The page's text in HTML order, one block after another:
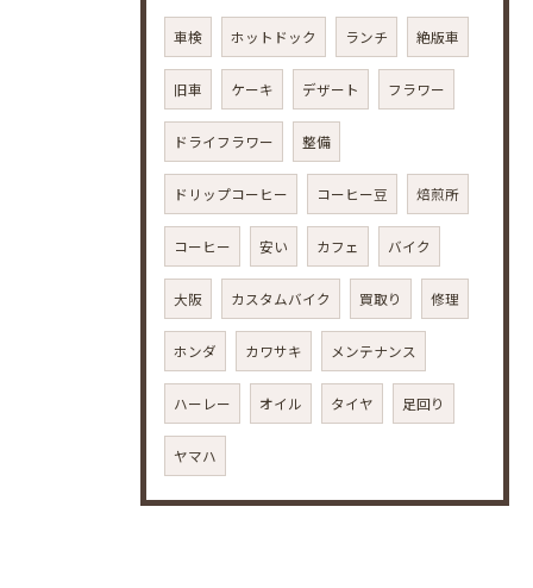
車検 ホットドック ランチ 絶版車
旧車 ケーキ デザート フラワー
ドライフラワー 整備
ドリップコーヒー コーヒー豆 焙煎所
コーヒー 安い カフェ バイク
大阪 カスタムバイク 買取り 修理
ホンダ カワサキ メンテナンス
ハーレー オイル タイヤ 足回り
ヤマハ